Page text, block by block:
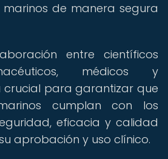
de manera segura
entre científicos
médicos y
crucial para garantizar que
cumplan con los
eficacia y calidad
aprobación y uso clínico.